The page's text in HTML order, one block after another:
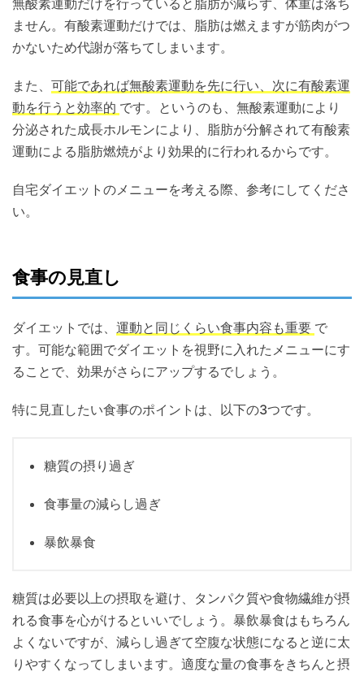
ません。有酸素運動だけでは、脂肪は燃えますが筋肉がつ
かないため代謝が落ちてしまいます。
また、 可能であれば無酸素運動を先に行い、次に有酸素運
動を行うと効率的 です。というのも、無酸素運動により
分泌された成長ホルモンにより、脂肪が分解されて有酸素
運動による脂肪燃焼がより効果的に行われるからです。
自宅ダイエットのメニューを考える際、参考にしてくださ
い。
食事の見直し
ダイエットでは、 運動と同じくらい食事内容も重要 で
す。可能な範囲でダイエットを視野に入れたメニューにす
ることで、効果がさらにアップするでしょう。
特に見直したい食事のポイントは、以下の3つです。
糖質の摂り過ぎ
食事量の減らし過ぎ
暴飲暴食
糖質は必要以上の摂取を避け、タンパク質や食物繊維が摂
れる食事を心がけるといいでしょう。暴飲暴食はもちろん
よくないですが、減らし過ぎて空腹な状態になると逆に太
りやすくなってしまいます。適度な量の食事をきちんと摂